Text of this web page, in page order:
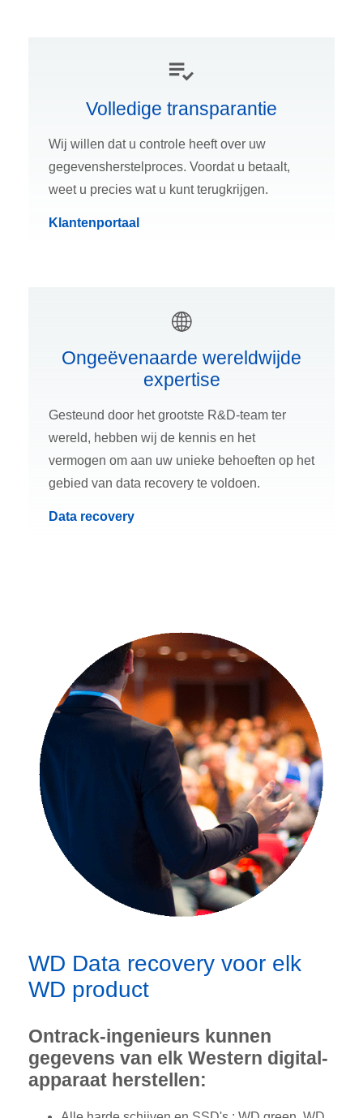
Volledige transparantie
Wij willen dat u controle heeft over uw
gegevensherstelproces. Voordat u betaalt,
weet u precies wat u kunt terugkrijgen.
Klantenportaal
Ongeëvenaarde wereldwijde
expertise
Gesteund door het grootste R&D-team ter
wereld, hebben wij de kennis en het
vermogen om aan uw unieke behoeften op het
gebied van data recovery te voldoen.
Data recovery
WD Data recovery voor elk
WD product
Ontrack-ingenieurs kunnen
gegevens van elk Western digital-
apparaat herstellen: